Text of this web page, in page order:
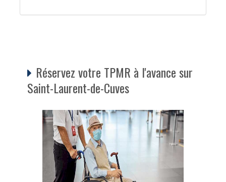
Réservez votre TPMR à l'avance sur
Saint-Laurent-de-Cuves